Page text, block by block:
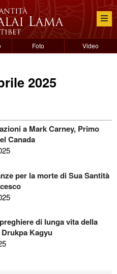
Foto Video
2025
a Mark Carney, Primo
Canada
per la morte di Sua Santità
di lunga vita della
Kagyu